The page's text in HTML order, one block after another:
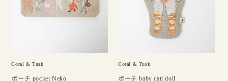
Coral & Tusk
ポーチ pocket Neko
Coral & Tusk
ポーチ baby catl doll